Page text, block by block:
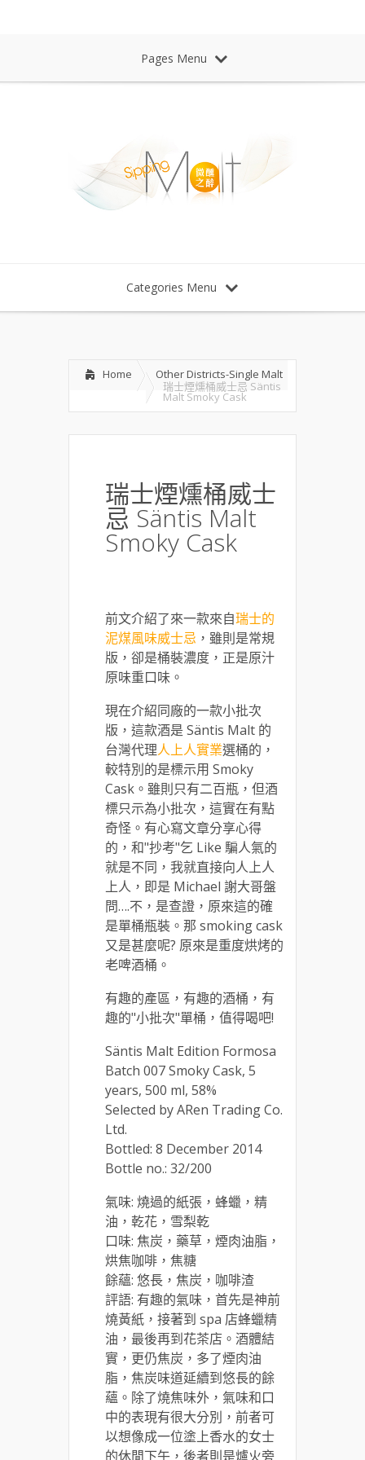
Pages Menu
Categories Menu
Home
Other Districts-Single Malt
瑞士煙燻桶威士忌 Säntis
Malt Smoky Cask
瑞士煙燻桶威士
忌 Säntis Malt
Smoky Cask
前文介紹了來一款來自瑞士的
泥煤風味威士忌 ，雖則是常規
版，卻是桶裝濃度，正是原汁
原味重口味。
現在介紹同廠的一款小批次
版，這款酒是 Säntis Malt 的
台灣代理人上人實業選桶的，
較特別的是標示用 Smoky
Cask。雖則只有二百瓶，但酒
標只示為小批次，這實在有點
奇怪。有心寫文章分享心得
的，和"抄考"乞 Like 騙人氣的
就是不同，我就直接向人上人
上人，即是 Michael 謝大哥盤
問….不，是查證，原來這的確
是單桶瓶裝。那 smoking cask
又是甚麼呢? 原來是重度烘烤的
老啤酒桶。
有趣的產區，有趣的酒桶，有
趣的"小批次"單桶，值得喝吧!
Säntis Malt Edition Formosa
Batch 007 Smoky Cask, 5
years, 500 ml, 58%
Selected by ARen Trading Co.
Ltd.
Bottled: 8 December 2014
Bottle no.: 32/200
氣味: 燒過的紙張，蜂蠟，精
油，乾花，雪梨乾
口味: 焦炭，藥草，煙肉油脂，
烘焦咖啡，焦糖
餘蘊: 悠長，焦炭，咖啡渣
評語: 有趣的氣味，首先是神前
燒黃紙，接著到 spa 店蜂蠟精
油，最後再到花茶店。酒體結
實，更仍焦炭，多了煙肉油
脂，焦炭味道延續到悠長的餘
蘊。除了燒焦味外，氣味和口
中的表現有很大分別，前者可
以想像成一位塗上香水的女士
的休閒下午，後者則是爐火旁